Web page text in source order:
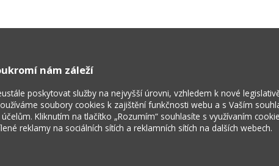
nám záleží
poskytovat služby na nejvyšší úrovni, vzhledem k nové
soubory cookies k zajištění funkčnosti webu a s Vaším
Kliknutím na tlačítko „Rozumím“ souhlasíte s využívaním
reklamy na sociálních sítích a reklamních sítích na dalších webech.